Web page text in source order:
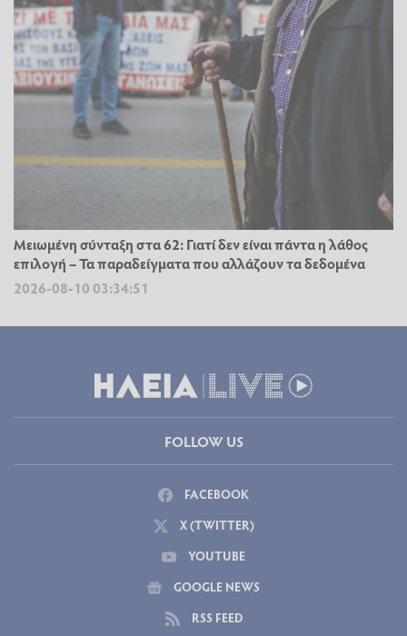
Μειωμένη σύνταξη στα 62: Γιατί δεν είναι πάντα η λάθος
επιλογή – Τα παραδείγματα που αλλάζουν τα δεδομένα
2026-08-10 03:34:51
FOLLOW US
FACEBOOK
X (TWITTER)
YOUTUBE
GOOGLE NEWS
RSS FEED